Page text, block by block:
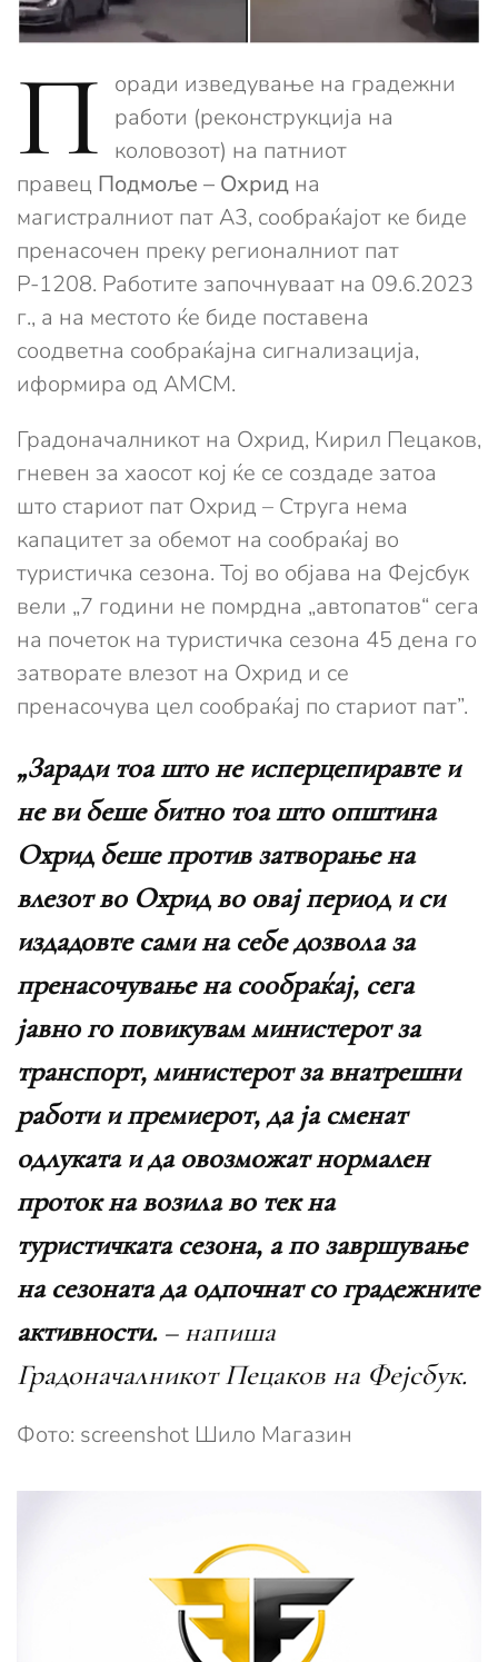
П оради изведување на градежни
работи (реконструкција на
коловозот) на патниот
правец Подмоље – Охрид на
магистралниот пат А3, сообраќајот ке биде
пренасочен преку регионалниот пат
Р-1208. Работите започнуваат на 09.6.2023
г., а на местото ќе биде поставена
соодветна сообраќајна сигнализација,
иформира од АМСМ.
Градоначалникот на Охрид, Кирил Пецаков,
гневен за хаосот кој ќе се создаде затоа
што стариот пат Охрид – Струга нема
капацитет за обемот на сообраќај во
туристичка сезона. Тој во објава на Фејсбук
вели „7 години не помрдна „автопатов“ сега
на почеток на туристичка сезона 45 дена го
затворате влезот на Охрид и се
пренасочува цел сообраќај по стариот пат”.
„Заради тоа што не исперцепиравте и
не ви беше битно тоа што општина
Охрид беше против затворање на
влезот во Охрид во овај период и си
издадовте сами на себе дозвола за
пренасочување на сообраќај, сега
јавно го повикувам министерот за
транспорт, министерот за внатрешни
работи и премиерот, да ја сменат
одлуката и да овозможат нормален
проток на возила во тек на
туристичката сезона, а по завршување
на сезоната да одпочнат со градежните
активности.– напиша
Градоначалникот Пецаков на Фејсбук.
Фото: screenshot Шило Магазин